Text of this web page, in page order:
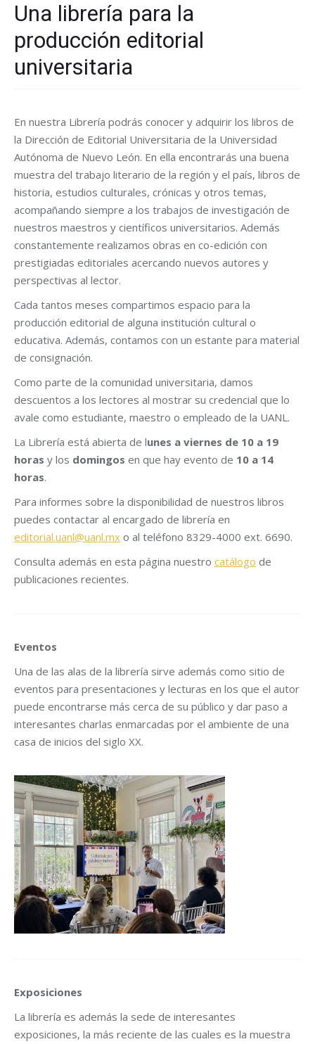
Una librería para la
producción editorial
universitaria
En nuestra Librería podrás conocer y adquirir los libros de
la Dirección de Editorial Universitaria de la Universidad
Autónoma de Nuevo León. En ella encontrarás una buena
muestra del trabajo literario de la región y el país, libros de
historia, estudios culturales, crónicas y otros temas,
acompañando siempre a los trabajos de investigación de
nuestros maestros y científicos universitarios. Además
constantemente realizamos obras en co-edición con
prestigiadas editoriales acercando nuevos autores y
perspectivas al lector.
Cada tantos meses compartimos espacio para la
producción editorial de alguna institución cultural o
educativa. Además, contamos con un estante para material
de consignación.
Como parte de la comunidad universitaria, damos
descuentos a los lectores al mostrar su credencial que lo
avale como estudiante, maestro o empleado de la UANL.
La Librería está abierta de lunes a viernes de 10 a 19
horas y los domingos en que hay evento de 10 a 14
horas.
Para informes sobre la disponibilidad de nuestros libros
puedes contactar al encargado de librería en
editorial.uanl@uanl.mx o al teléfono 8329-4000 ext. 6690.
Consulta además en esta página nuestro catálogo de
publicaciones recientes.
Eventos
Una de las alas de la librería sirve además como sitio de
eventos para presentaciones y lecturas en los que el autor
puede encontrarse más cerca de su público y dar paso a
interesantes charlas enmarcadas por el ambiente de una
casa de inicios del siglo XX.
Exposiciones
La librería es además la sede de interesantes
exposiciones, la más reciente de las cuales es la muestra